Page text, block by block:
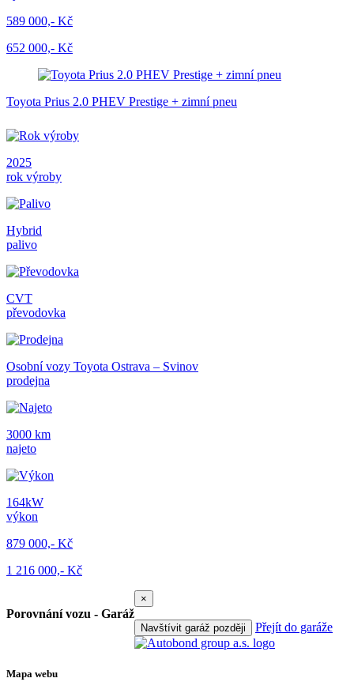
589 000,- Kč
652 000,- Kč
Toyota Prius 2.0 PHEV Prestige + zimní pneu
2025
rok výroby
Hybrid
palivo
CVT
převodovka
Osobní vozy Toyota Ostrava – Svinov
prodejna
3000 km
najeto
164kW
výkon
879 000,- Kč
1 216 000,- Kč
Porovnání vozu - Garáž
×
Navštívit garáž později Přejít do garáže
Mapa webu